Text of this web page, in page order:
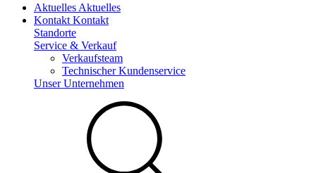
Aktuelles Aktuelles
Kontakt Kontakt
Standorte
Service & Verkauf
Verkaufsteam
Technischer Kundenservice
Unser Unternehmen